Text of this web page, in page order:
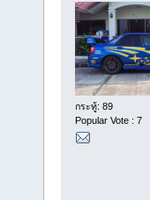
กระทู้: 89
Popular Vote : 7